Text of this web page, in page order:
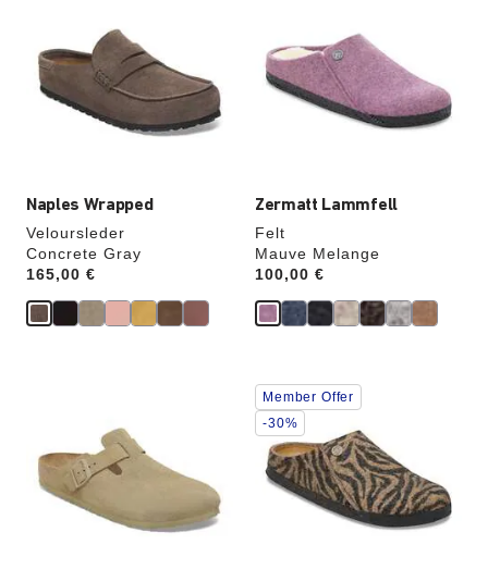
Naples Wrapped
Veloursleder
Concrete Gray
Price:
165,00 €
Farben
werden
die
Produktbilder
aktualisiert.
Zermatt Lammfell
Felt
Mauve Melange
Price:
100,00 €
Farben
werden
die
Produktbilder
werden
die
Produktbilder
aktualisiert.
Durch
Anklicken
der
Farben
werden
die
Produktbilder
aktualisiert.
Member Offer
-30%